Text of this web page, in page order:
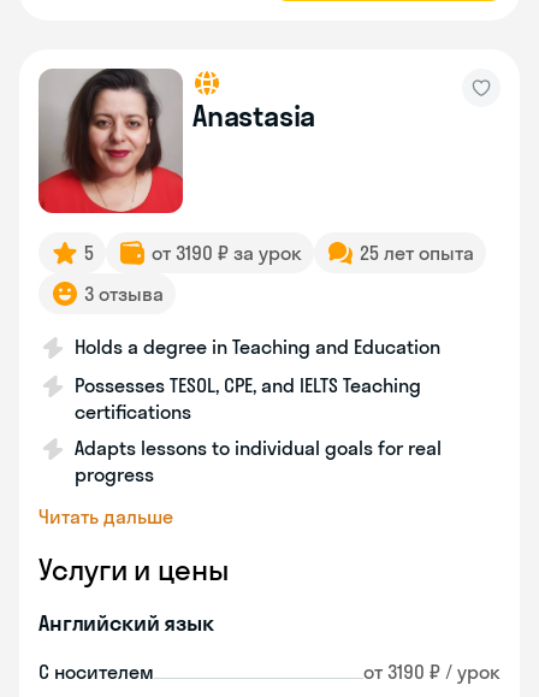
Anastasia
5 от 3190 ₽ за урок
25 лет опыта
3 отзыва
Holds a degree in Teaching and Education
Possesses TESOL, CPE, and IELTS Teaching
certifications
Adapts lessons to individual goals for real
progress
Читать дальше
Услуги и цены
Английский язык
С носителем от 3190 ₽ / урок